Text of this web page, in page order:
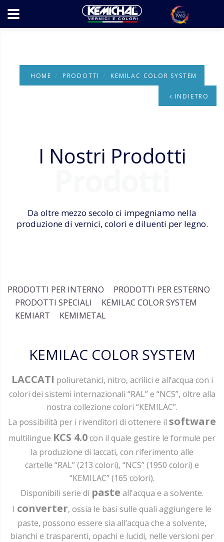
HOME PRODOTTI KEMILAC COLOR SYSTEM
INDIETRO
I Nostri Prodotti
Da oltre mezzo secolo ci impegniamo nella
produzione di vernici, colori e diluenti per legno.
PRODOTTI PER INTERNO
PRODOTTI PER ESTERNO
PRODOTTI SPECIALI
KEMILAC COLOR SYSTEM
KEMIART
KEMIMETAL
KEMILAC COLOR SYSTEM
LACCATI poliuretanici, nitro, acrilici e all’acqua con i
colori dei sistemi internazionali “RAL” e “NCS”, oltre alla
nostra collezione colori “KEMILAC”.
La possibilità per i rivenditori di ottenere il software
multilingue KCS 4.0con il quale gestire le formule per
la produzione di laccati, con riferimento alle
cartelle “RAL” (213 colori), “NCS” (1950 colori) e
“KEMILAC” (165 colori).
Disponibili serie di paste all'acqua e a solvente.
I converter, ossia le basi sulle quali aggiungere le
paste, possono essere sia all’acqua che a solvente,
bianchi e trasparenti, opachi e lucidi, nelle versioni per